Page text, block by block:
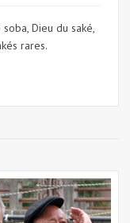
Dieu du saké,
rares.